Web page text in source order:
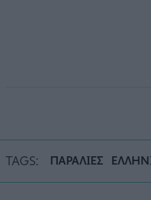
TAGS: ΠΑΡΑΛΙΕΣ